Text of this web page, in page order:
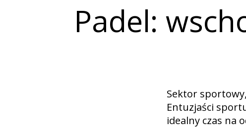
Padel:
Sektor
Entuzjaści
idealny czas na